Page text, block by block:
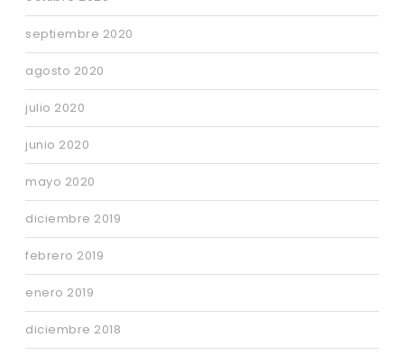
septiembre 2020
agosto 2020
julio 2020
junio 2020
mayo 2020
diciembre 2019
febrero 2019
enero 2019
diciembre 2018